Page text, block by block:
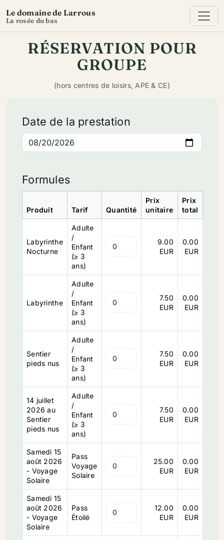
Le domaine de Larrous
La rosée du bas
RÉSERVATION POUR
GROUPE
(hors centres de loisirs, APE & CE)
Date de la prestation
Formules
Produit Tarif Quantité
Prix
unitaire
Prix
total
Labyrinthe
Nocturne
Adulte
/
Enfant
(≥ 3
ans)
9.00
EUR
0.00
EUR
Labyrinthe
Adulte
/
Enfant
(≥ 3
ans)
7.50
EUR
0.00
EUR
Sentier
pieds nus
Adulte
/
Enfant
(≥ 3
ans)
7.50
EUR
0.00
EUR
14 juillet
2026 au
Sentier
pieds nus
Adulte
/
Enfant
(≥ 3
ans)
7.50
EUR
0.00
EUR
Samedi 15
août 2026
- Voyage
Solaire
Pass
Voyage
Solaire
25.00
EUR
0.00
EUR
Samedi 15
août 2026
- Voyage
Solaire
Pass
Étoilé
12.00
EUR
0.00
EUR